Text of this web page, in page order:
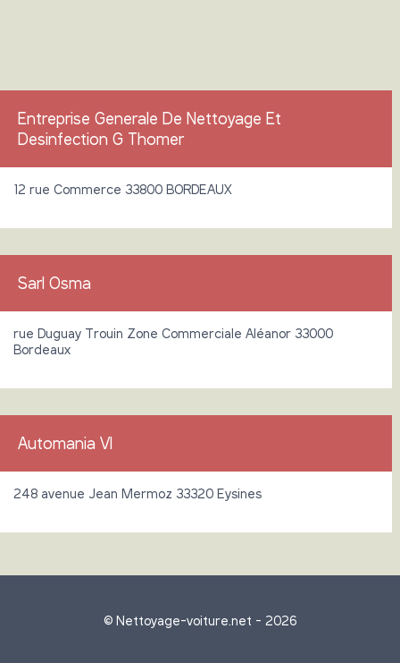
Entreprise Generale De Nettoyage Et
Desinfection G Thomer
12 rue Commerce 33800 BORDEAUX
Sarl Osma
rue Duguay Trouin Zone Commerciale Aléanor 33000
Bordeaux
Automania Vl
248 avenue Jean Mermoz 33320 Eysines
© Nettoyage-voiture.net - 2026